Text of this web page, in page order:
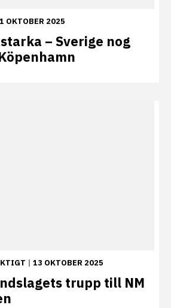
OKTOBER 2025
– Sverige nog
| 13 OKTOBER 2025
trupp till NM